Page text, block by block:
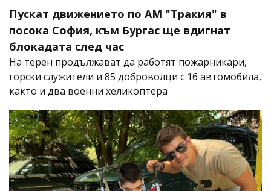
Пускат движението по АМ "Тракия" в
посока София, към Бургас ще вдигнат
блокадата след час
На терен продължават да работят пожарникари,
горски служители и 85 доброволци с 16 автомобила,
както и два военни хеликоптера